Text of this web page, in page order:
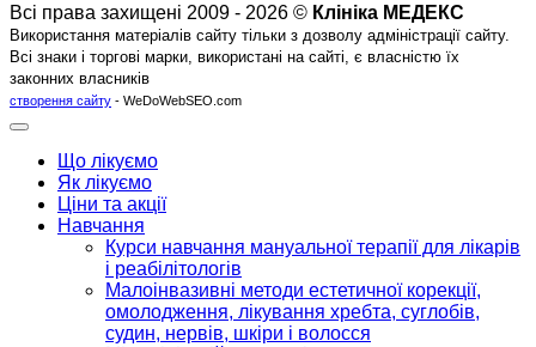
Всі права захищені 2009 - 2026 © Клініка МЕДЕКС
Використання матеріалів сайту тільки з дозволу адміністрації сайту.
Всі знаки і торгові марки, використані на сайті, є власністю їх
законних власників
створення сайту - WeDoWebSEO.com
Що лікуємо
Як лікуємо
Ціни та акції
Навчання
Курси навчання мануальної терапії для лікарів
і реабілітологів
Малоінвазивні методи естетичної корекції,
омолодження, лікування хребта, суглобів,
судин, нервів, шкіри і волосся